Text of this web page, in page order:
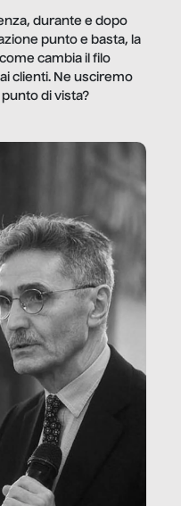
durante e dopo
punto e basta, la
cambia il filo
clienti. Ne usciremo
di vista?